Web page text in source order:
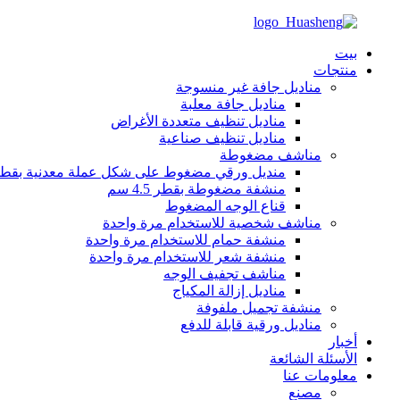
بيت
منتجات
مناديل جافة غير منسوجة
مناديل جافة معلبة
مناديل تنظيف متعددة الأغراض
مناديل تنظيف صناعية
مناشف مضغوطة
منديل ورقي مضغوط على شكل عملة معدنية بقطر 2
منشفة مضغوطة بقطر 4.5 سم
قناع الوجه المضغوط
مناشف شخصية للاستخدام مرة واحدة
منشفة حمام للاستخدام مرة واحدة
منشفة شعر للاستخدام مرة واحدة
مناشف تجفيف الوجه
مناديل إزالة المكياج
منشفة تجميل ملفوفة
مناديل ورقية قابلة للدفع
أخبار
الأسئلة الشائعة
معلومات عنا
مصنع